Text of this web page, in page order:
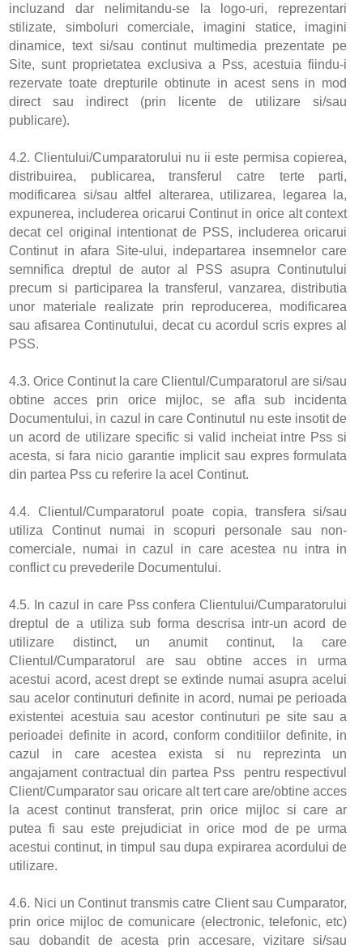
incluzand dar nelimitandu-se la logo-uri, reprezentari
stilizate, simboluri comerciale, imagini statice, imagini
dinamice, text si/sau continut multimedia prezentate pe
Site, sunt proprietatea exclusiva a Pss, acestuia fiindu-i
rezervate toate drepturile obtinute in acest sens in mod
direct sau indirect (prin licente de utilizare si/sau
publicare).
4.2. Clientului/Cumparatorului nu ii este permisa copierea,
distribuirea, publicarea, transferul catre terte parti,
modificarea si/sau altfel alterarea, utilizarea, legarea la,
expunerea, includerea oricarui Continut in orice alt context
decat cel original intentionat de PSS, includerea oricarui
Continut in afara Site-ului, indepartarea insemnelor care
semnifica dreptul de autor al PSS asupra Continutului
precum si participarea la transferul, vanzarea, distributia
unor materiale realizate prin reproducerea, modificarea
sau afisarea Continutului, decat cu acordul scris expres al
PSS.
4.3. Orice Continut la care Clientul/Cumparatorul are si/sau
obtine acces prin orice mijloc, se afla sub incidenta
Documentului, in cazul in care Continutul nu este insotit de
un acord de utilizare specific si valid incheiat intre Pss si
acesta, si fara nicio garantie implicit sau expres formulata
din partea Pss cu referire la acel Continut.
4.4. Clientul/Cumparatorul poate copia, transfera si/sau
utiliza Continut numai in scopuri personale sau non-
comerciale, numai in cazul in care acestea nu intra in
conflict cu prevederile Documentului.
4.5. In cazul in care Pss confera Clientului/Cumparatorului
dreptul de a utiliza sub forma descrisa intr-un acord de
utilizare distinct, un anumit continut, la care
Clientul/Cumparatorul are sau obtine acces in urma
acestui acord, acest drept se extinde numai asupra acelui
sau acelor continuturi definite in acord, numai pe perioada
existentei acestuia sau acestor continuturi pe site sau a
perioadei definite in acord, conform conditiilor definite, in
cazul in care acestea exista si nu reprezinta un
angajament contractual din partea Pss pentru respectivul
Client/Cumparator sau oricare alt tert care are/obtine acces
la acest continut transferat, prin orice mijloc si care ar
putea fi sau este prejudiciat in orice mod de pe urma
acestui continut, in timpul sau dupa expirarea acordului de
utilizare.
4.6. Nici un Continut transmis catre Client sau Cumparator,
prin orice mijloc de comunicare (electronic, telefonic, etc)
sau dobandit de acesta prin accesare, vizitare si/sau